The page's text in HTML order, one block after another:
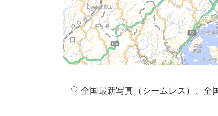
全国最新写真（シームレス）、全